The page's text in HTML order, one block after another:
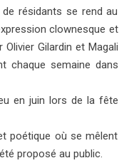
résidants se rend au
clownesque et
Olivier Gilardin et Magali
chaque semaine dans
en juin lors de la fête
poétique où se mêlent
proposé au public.